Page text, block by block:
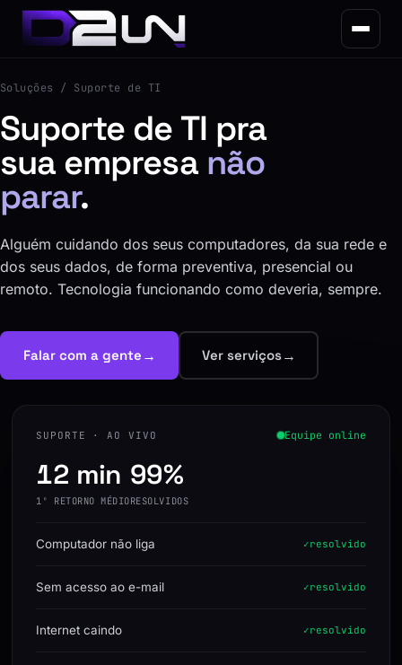
SUPORTE · AO VIVO Equipe online
12 min
1º RETORNO MÉDIO
99%
RESOLVIDOS
Computador não liga resolvido
Sem acesso ao e-mail resolvido
Internet caindo resolvido
Soluções / Suporte de TI
Suporte de TI pra
sua empresa não
parar.
Alguém cuidando dos seus computadores, da sua rede e
dos seus dados, de forma preventiva, presencial ou
remoto. Tecnologia funcionando como deveria, sempre.
Falar com a gente → Ver serviços→